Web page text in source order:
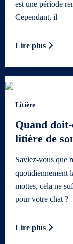
est une période
Cependant, il
Lire plus
Litière
Quand
litière de
Saviez-vous que
quotidiennement
mottes, cela ne
pour votre chat ?
Lire plus